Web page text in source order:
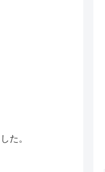
た。